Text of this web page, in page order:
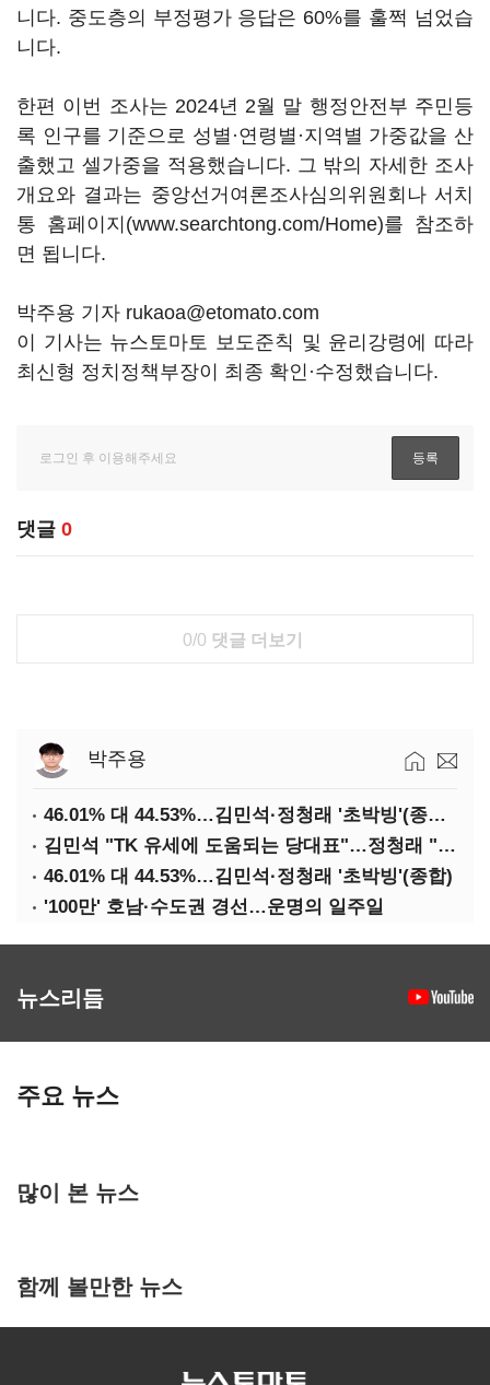
니다. 중도층의 부정평가 응답은 60%를 훌쩍 넘었습
니다.
한편 이번 조사는 2024년 2월 말 행정안전부 주민등
록 인구를 기준으로 성별·연령별·지역별 가중값을 산
출했고 셀가중을 적용했습니다. 그 밖의 자세한 조사
개요와 결과는 중앙선거여론조사심의위원회나 서치
통 홈페이지(www.searchtong.com/Home)를 참조하
면 됩니다.
박주용 기자 rukaoa@etomato.com
이 기사는 뉴스토마토 보도준칙 및 윤리강령에 따라
최신형 정치정책부장이 최종 확인·수정했습니다.
댓글 0
0/0 댓글 더보기
박주용
46.01% 대 44.53%…김민석·정청래 '초박빙'(종합 2보)
김민석 "TK 유세에 도움되는 당대표"…정청래 "벌써 대표된 양 당직 배분"
46.01% 대 44.53%…김민석·정청래 '초박빙'(종합)
'100만' 호남·수도권 경선…운명의 일주일
뉴스리듬
주요 뉴스
많이 본 뉴스
함께 볼만한 뉴스